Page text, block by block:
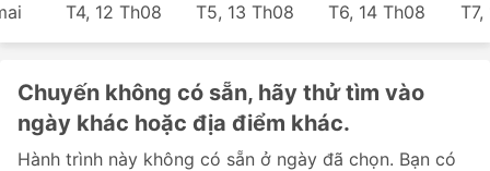
T4, 12 Th08 T5, 13 Th08 T6, 14 Th08 T7,
Chuyến không có sẵn, hãy thử tìm vào
ngày khác hoặc địa điểm khác.
Hành trình này không có sẵn ở ngày đã chọn. Bạn có